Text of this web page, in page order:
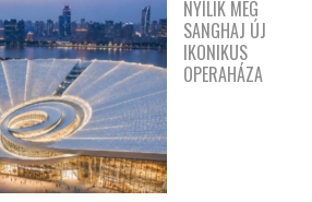
NYÍLIK MEG
SANGHAJ ÚJ
IKONIKUS
OPERAHÁZA